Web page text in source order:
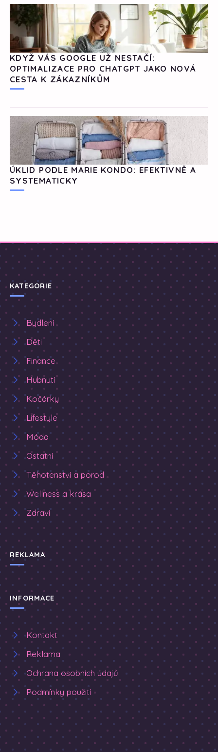
KDYŽ VÁS GOOGLE UŽ NESTAČÍ:
OPTIMALIZACE PRO CHATGPT JAKO NOVÁ
CESTA K ZÁKAZNÍKŮM
ÚKLID PODLE MARIE KONDO: EFEKTIVNĚ A
SYSTEMATICKY
KATEGORIE
Bydlení
Děti
Finance
Hubnutí
Kočárky
Lifestyle
Móda
Ostatní
Těhotenství a porod
Wellness a krása
Zdraví
REKLAMA
INFORMACE
Kontakt
Reklama
Ochrana osobních údajů
Podmínky použití